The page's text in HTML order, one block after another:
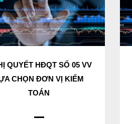
QUYẾT HĐQT SỐ 05 VV
CHỌN ĐƠN VỊ KIỂM
TOÁN